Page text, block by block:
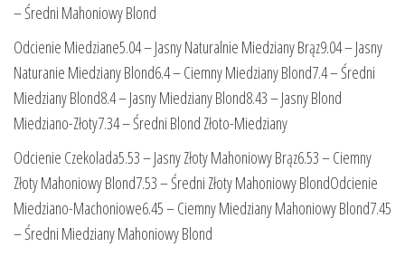
– Średni Mahoniowy Blond
Odcienie Miedziane5.04 – Jasny Naturalnie Miedziany Brąz9.04 – Jasny
Naturanie Miedziany Blond6.4 – Ciemny Miedziany Blond7.4 – Średni
Miedziany Blond8.4 – Jasny Miedziany Blond8.43 – Jasny Blond
Miedziano-Złoty7.34 – Średni Blond Złoto-Miedziany
Odcienie Czekolada5.53 – Jasny Złoty Mahoniowy Brąz6.53 – Ciemny
Złoty Mahoniowy Blond7.53 – Średni Złoty Mahoniowy BlondOdcienie
Miedziano-Machoniowe6.45 – Ciemny Miedziany Mahoniowy Blond7.45
– Średni Miedziany Mahoniowy Blond